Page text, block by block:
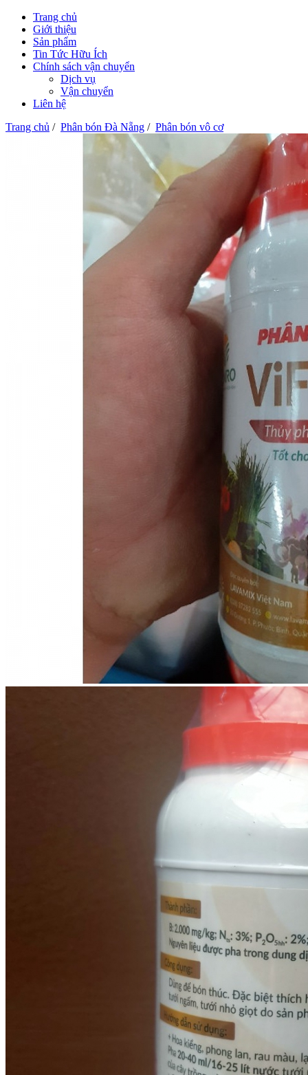
Trang chủ
Giới thiệu
Sản phẩm
Tin Tức Hữu Ích
Chính sách vận chuyển
Dịch vụ
Vận chuyển
Liên hệ
Trang chủ / Phân bón Đà Nẵng / Phân bón vô cơ